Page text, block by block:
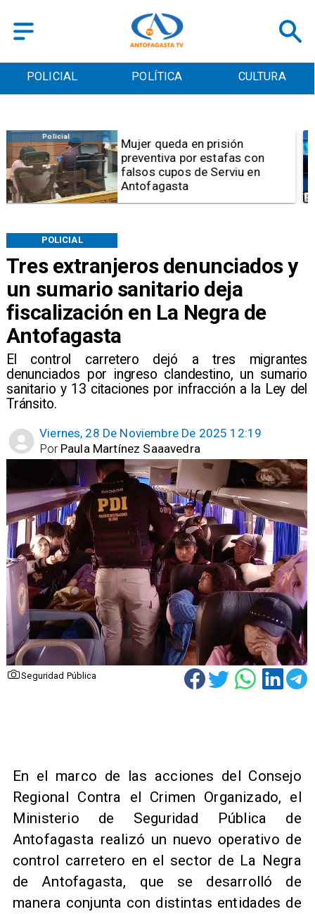
POLICIAL POLÍTICA CULTURA
Tres extranjeros denunciados y
un sumario sanitario deja
fiscalización en La Negra de
Antofagasta
El control carretero dejó a tres migrantes
denunciados por ingreso clandestino, un sumario
sanitario y 13 citaciones por infracción a la Ley del
Tránsito.
POLICIAL
Viernes, 28 De Noviembre De 2025 12:19
Paula Martínez Saaavedra
Por
Seguridad Pública
Videos
Video | Choferes del
TransAntofagasta piden
sistema mixto de pago
En el marco de las acciones del Consejo
Regional Contra el Crimen Organizado, el
Ministerio de Seguridad Pública de
Antofagasta realizó un nuevo operativo de
control carretero en el sector de La Negra
de Antofagasta, que se desarrolló de
manera conjunta con distintas entidades de